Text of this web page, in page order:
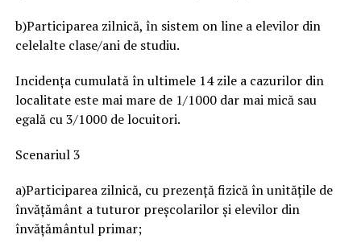
b)Participarea zilnică, în sistem on line a elevilor din
celelalte clase/ani de studiu.
Incidența cumulată în ultimele 14 zile a cazurilor din
localitate este mai mare de 1/1000 dar mai mică sau
egală cu 3/1000 de locuitori.
Scenariul 3
a)Participarea zilnică, cu prezență fizică în unitățile de
învățământ a tuturor preşcolarilor şi elevilor din
învăţământul primar;